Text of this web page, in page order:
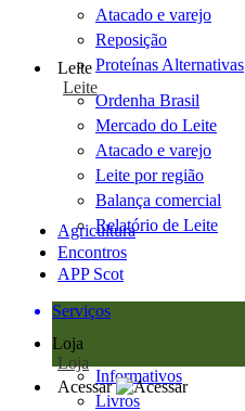
Atacado e varejo
Reposição
Proteínas Alternativas
Leite
Leite
Ordenha Brasil
Mercado do Leite
Atacado e varejo
Leite por região
Balança comercial
Relatório de Leite
Agricultura
Encontros
APP Scot
Serviços
Loja
Loja
Informativos
Livros
Acessar